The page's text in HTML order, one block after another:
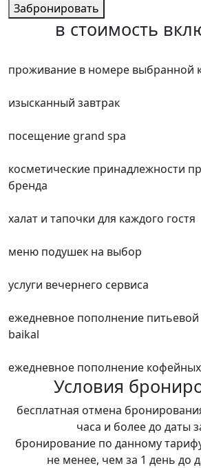
Забронировать
в стоимость
проживание в номере выбранной
изысканный завтрак
посещение grand spa
косметические принадлежности
бренда
халат и тапочки для каждого гостя
меню подушек на выбор
услуги вечернего сервиса
ежедневное пополнение
baikal
ежедневное пополнение кофейных
Условия
бесплатная отмена
часа и более до даты
бронирование по данному
не менее, чем за 1 день до